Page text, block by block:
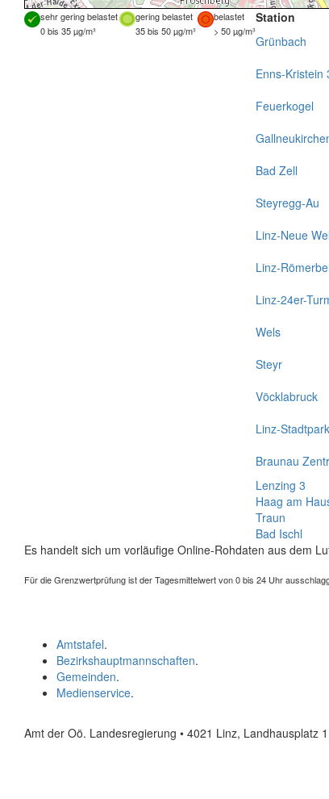
sehr gering belastet gering belastet
belastet
0 bis 35 µg/m³
35 bis 50 µg/m³ > 50 µg/m³
Station
Grünbach
Enns-Kristein
Feuerkogel
Bad Zell
Steyregg-Au
Linz-Neue
Linz-
Linz-24er-
Wels
Steyr
Vöcklabruck
Linz-Stadtpark
Braunau
Lenzing 3
Haag am
Traun
Bad Ischl
Es handelt sich um vorläufige Online-Rohdaten aus dem
Für die Grenzwertprüfung ist der Tagesmittelwert von 0 bis 24 Uhr
Amtstafel.
Bezirkshauptmannschaften.
Gemeinden.
Medienservice.
Amt der Oö. Landesregierung • 4021 Linz, Landhausplatz 1